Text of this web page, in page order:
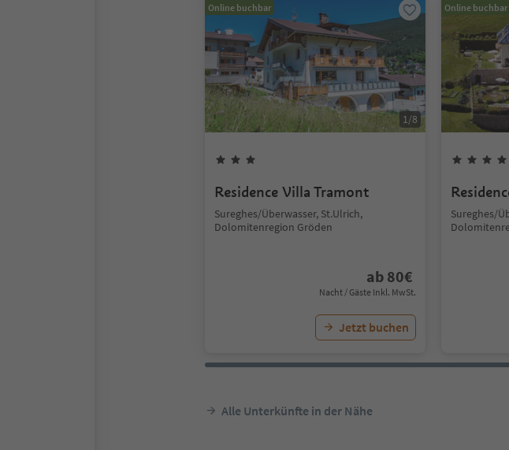
Online buchbar
1/8
Residence Villa Tramont
Sureghes/Überwasser, St.Ulrich,
Dolomitenregion Gröden
ab 80€
Nacht / Gäste Inkl. MwSt.
Jetzt buchen
Online buchbar
Sureghes/
Alle Unterkünfte in der Nähe